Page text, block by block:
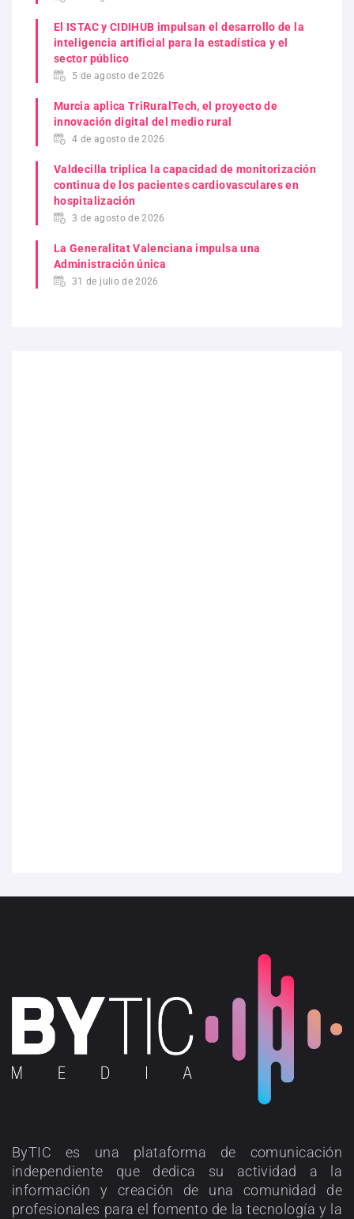
El ISTAC y CIDIHUB impulsan el desarrollo de la
inteligencia artificial para la estadística y el
sector público
5 de agosto de 2026
Murcia aplica TriRuralTech, el proyecto de
innovación digital del medio rural
4 de agosto de 2026
Valdecilla triplica la capacidad de monitorización
continua de los pacientes cardiovasculares en
hospitalización
3 de agosto de 2026
La Generalitat Valenciana impulsa una
Administración única
31 de julio de 2026
ByTIC es una plataforma de comunicación
independiente que dedica su actividad a la
información y creación de una comunidad de
profesionales para el fomento de la tecnología y la